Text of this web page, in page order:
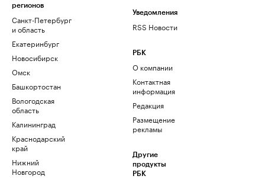
регионов
Санкт-Петербург
и область
Екатеринбург
Новосибирск
Омск
Башкортостан
Вологодская
область
Калининград
Краснодарский
край
Нижний
Новгород
Уведомления
RSS Новости
РБК
О компании
Контактная
информация
Редакция
Размещение
рекламы
Другие
продукты
РБК